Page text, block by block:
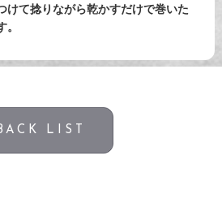
けて捻りながら乾かすだけで巻いた
LIST